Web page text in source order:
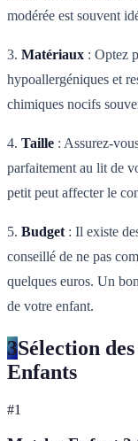
modérée est souvent
3. Matériaux : Optez
hypoallergéniques et
chimiques nocifs
4. Taille : Assurez-
parfaitement au lit de
petit peut affecter le
5. Budget : Il existe
conseillé de ne pas
quelques euros. Un
de votre enfant.
3Sélection
Enfants
#1